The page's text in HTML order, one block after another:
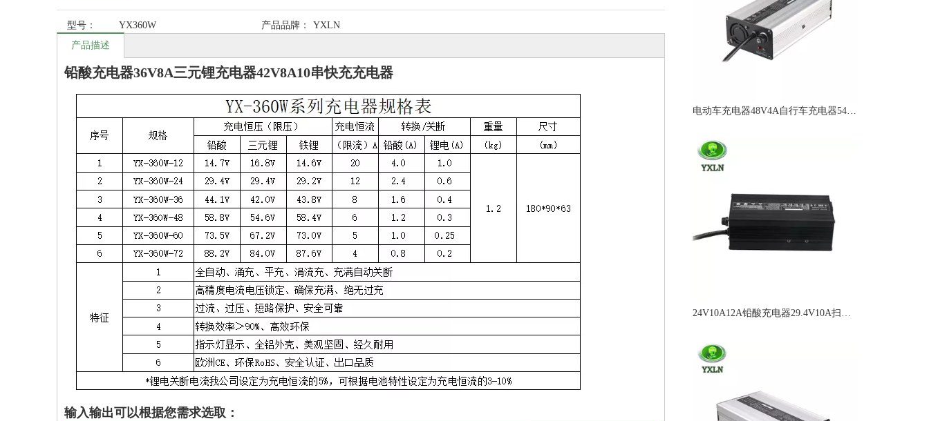
型号： YX360W 产品品牌：
YXLN
产品描述
铅酸充电器36V8A三元锂充电器42V8A10串快充充电器
输入输出可以根据您需求选取：
电动车充电器48V4A自行车充电器54.6v20ah锂电池充电器
24V10A12A铅酸充电器29.4V10A扫地机充电器